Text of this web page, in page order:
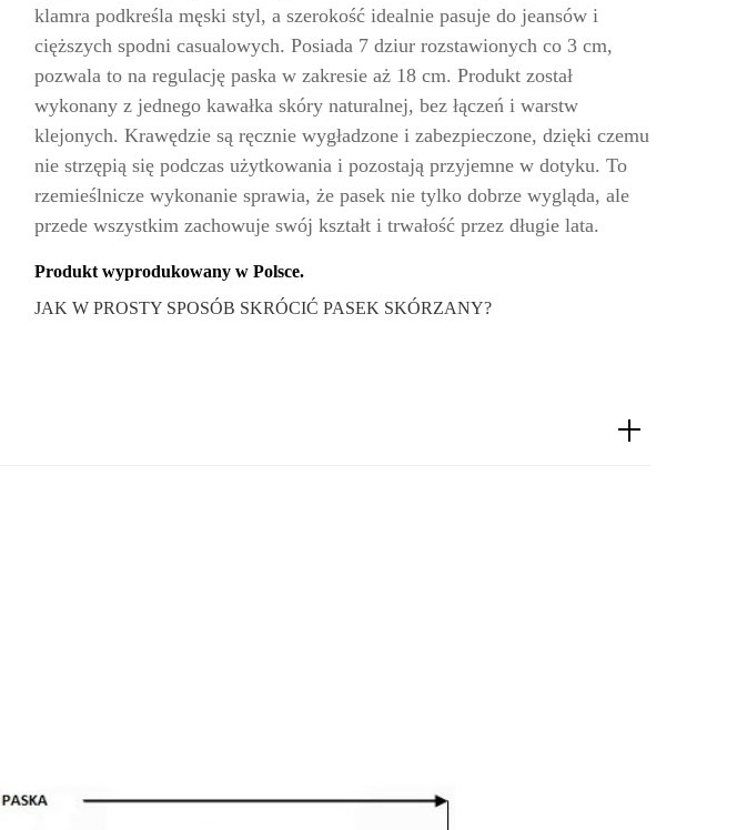
klamra podkreśla męski styl, a szerokość idealnie pasuje do jeansów i
cięższych spodni casualowych. Posiada 7 dziur rozstawionych co 3 cm,
pozwala to na regulację paska w zakresie aż 18 cm. Produkt został
wykonany z jednego kawałka skóry naturalnej, bez łączeń i warstw
klejonych. Krawędzie są ręcznie wygładzone i zabezpieczone, dzięki czemu
nie strzępią się podczas użytkowania i pozostają przyjemne w dotyku. To
rzemieślnicze wykonanie sprawia, że pasek nie tylko dobrze wygląda, ale
przede wszystkim zachowuje swój kształt i trwałość przez długie lata.
Produkt wyprodukowany w Polsce.
JAK W PROSTY SPOSÓB SKRÓCIĆ PASEK SKÓRZANY?